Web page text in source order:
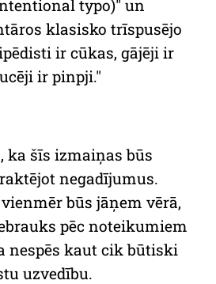
typo)" un
klasisko trīspusējo
ir cūkas, gājēji ir
ir pinpji."
ka šīs izmaiņas būs
negadījumus.
būs jāņem vērā,
pēc noteikumiem
nespēs kaut cik būtiski
uzvedību.